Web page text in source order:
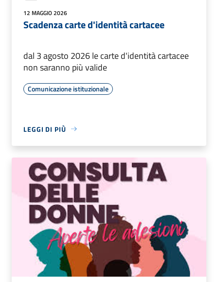
12 MAGGIO 2026
Scadenza carte d'identità cartacee
dal 3 agosto 2026 le carte d'identità cartacee
non saranno più valide
Comunicazione istituzionale
LEGGI DI PIÙ